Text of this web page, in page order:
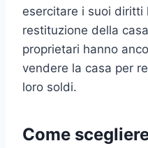
esercitare i suoi diritti
restituzione della
proprietari hanno
vendere la casa per
loro soldi.
Come